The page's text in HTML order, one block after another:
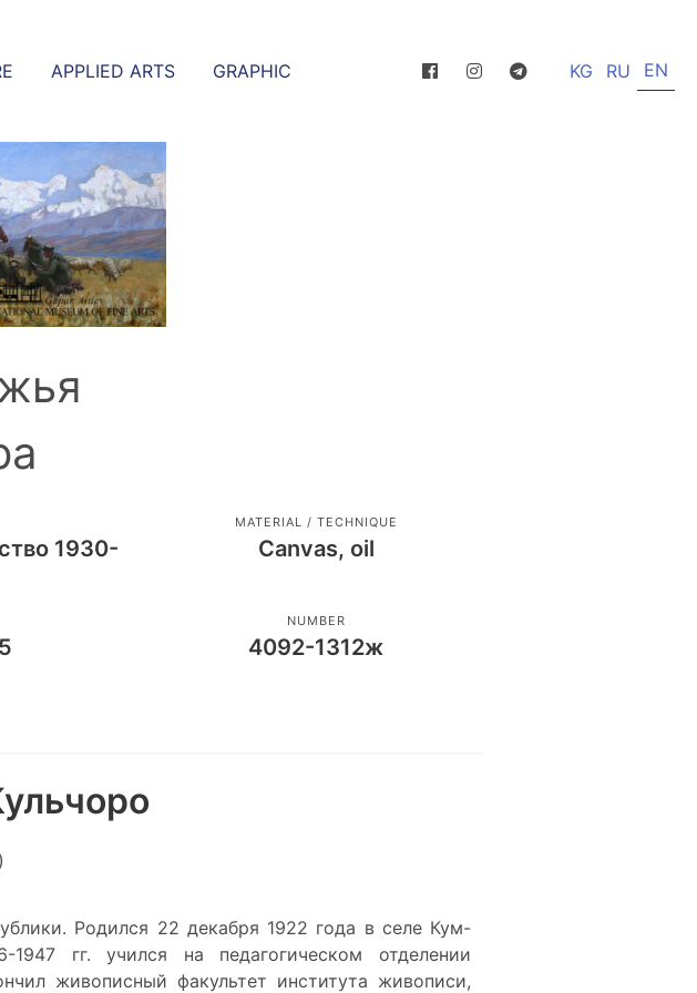
APPLIED ARTS GRAPHIC KG RU EN
1930-
MATERIAL / TECHNIQUE
Canvas, oil
NUMBER
4092-1312ж
Родился 22 декабря 1922 года в селе Кум-
гг. учился на педагогическом отделении
живописный факультет института живописи,